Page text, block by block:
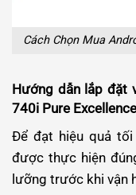
Cách Chọn Mua
Hướng dẫn lắp đặt
740i Pure Excellence
Để đạt hiệu quả
được thực hiện
lưỡng trước khi vận